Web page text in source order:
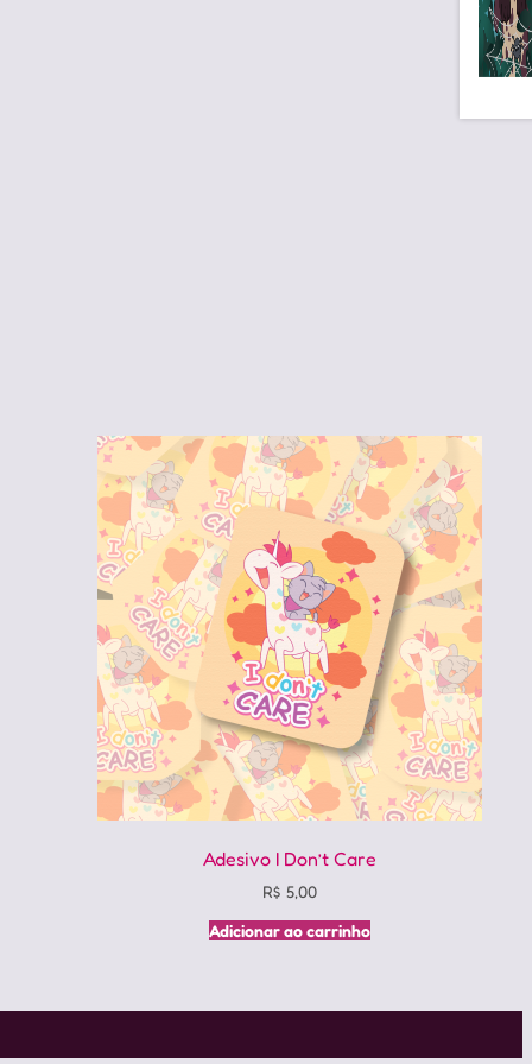
Adesivo I Don’t Care
R$ 5,00
Adicionar ao carrinho